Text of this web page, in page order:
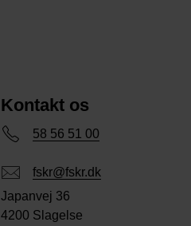
Kontakt os
58 56 51 00
fskr@fskr.dk
Japanvej 36
4200 Slagelse